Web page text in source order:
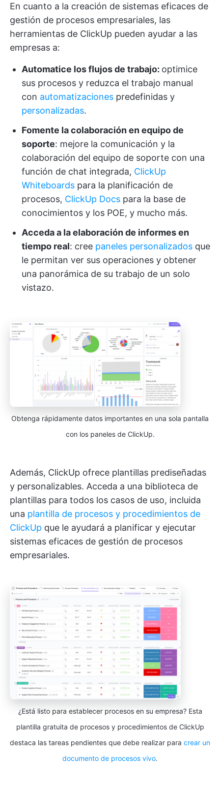
En cuanto a la creación de sistemas eficaces de
gestión de procesos empresariales, las
herramientas de ClickUp pueden ayudar a las
empresas a:
Automatice los flujos de trabajo: optimice
sus procesos y reduzca el trabajo manual
con automatizaciones predefinidas y
personalizadas.
Fomente la colaboración en equipo de
soporte: mejore la comunicación y la
colaboración del equipo de soporte con una
función de chat integrada, ClickUp
Whiteboards para la planificación de
procesos, ClickUp Docs para la base de
conocimientos y los POE, y mucho más.
Acceda a la elaboración de informes en
tiempo real: cree paneles personalizados que
le permitan ver sus operaciones y obtener
una panorámica de su trabajo de un solo
vistazo.
Obtenga rápidamente datos importantes en una sola pantalla
con los paneles de ClickUp.
Además, ClickUp ofrece plantillas prediseñadas
y personalizables. Acceda a una biblioteca de
plantillas para todos los casos de uso, incluida
una plantilla de procesos y procedimientos de
ClickUp que le ayudará a planificar y ejecutar
sistemas eficaces de gestión de procesos
empresariales.
¿Está listo para establecer procesos en su empresa? Esta
plantilla gratuita de procesos y procedimientos de ClickUp
destaca las tareas pendientes que debe realizar para crear un
documento de procesos vivo.